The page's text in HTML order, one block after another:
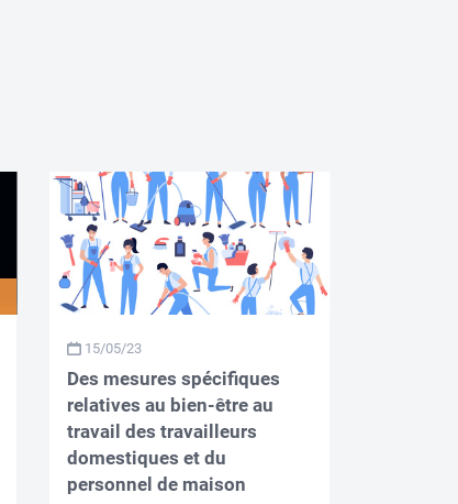
15/05/23
Des mesures spécifiques
relatives au bien-être au
travail des travailleurs
domestiques et du
personnel de maison